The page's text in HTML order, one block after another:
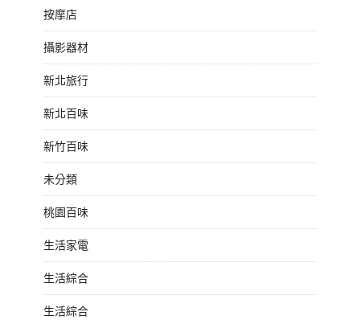
按摩店
攝影器材
新北旅行
新北百味
新竹百味
未分類
桃園百味
生活家電
生活綜合
生活綜合